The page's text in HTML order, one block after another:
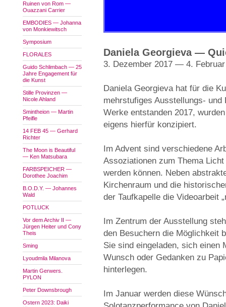
Ruinen von Rom —
Ouazzani Carrier
EMBODIES — Johanna
von Monkiewitsch
Symposium
FLORALES
Guido Schlimbach — 25
Jahre Engagement für
die Kunst
Stille Provinzen —
Nicole Ahland
Smintheion — Martin
Pfeifle
14 FEB 45 — Gerhard
Richter
The Moon is Beautiful
— Ken Matsubara
FARBSPEICHER —
Dorothee Joachim
B.O.D.Y. — Johannes
Wald
POTLUCK
Vor dem Archiv II —
Jürgen Heiter und Cony
Theis
Sming
Lyoudmila Milanova
Martin Gerwers.
PYLON
Peter Downsbrough
Ostern 2023: Daiki
Daniela Georgieva —
3. Dezember 2017 — 4. Februar
Daniela Georgieva hat für die
mehrstufiges Ausstellungs-
Werke entstanden 2017,
eigens hierfür konzipiert.
Im Advent sind verschiedene
Assoziationen zum Thema
werden können. Neben
Kirchenraum und die
der Taufkapelle die Videoarbeit
Im Zentrum der Ausstellung
den Besuchern die Möglichkeit
Sie sind eingeladen, sich einen
Wunsch oder Gedanken zu
hinterlegen.
Im Januar werden diese